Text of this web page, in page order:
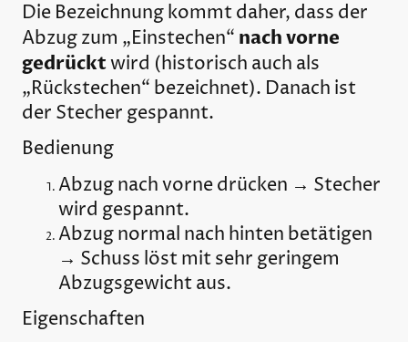
Die Bezeichnung kommt daher, dass der
Abzug zum „Einstechen“ nach vorne
gedrücktwird (historisch auch als
„Rückstechen“ bezeichnet). Danach ist
der Stecher gespannt.
Bedienung
Abzug nach vorne drücken → Stecher
wird gespannt.
Abzug normal nach hinten betätigen
→ Schuss löst mit sehr geringem
Abzugsgewicht aus.
Eigenschaften